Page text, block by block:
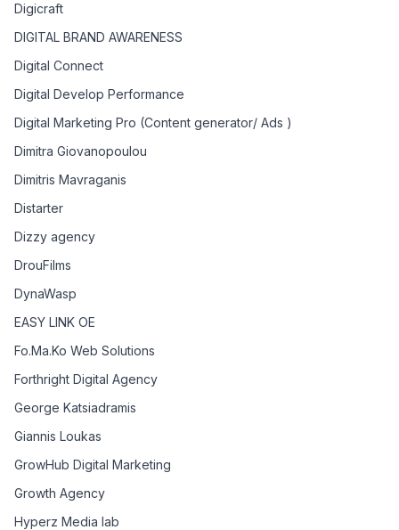
Digicraft
DIGITAL BRAND AWARENESS
Digital Connect
Digital Develop Performance
Digital Marketing Pro (Content generator/ Ads )
Dimitra Giovanopoulou
Dimitris Mavraganis
Distarter
Dizzy agency
DrouFilms
DynaWasp
EASY LINK OE
Fo.Ma.Ko Web Solutions
Forthright Digital Agency
George Katsiadramis
Giannis Loukas
GrowHub Digital Marketing
Growth Agency
Hyperz Media lab